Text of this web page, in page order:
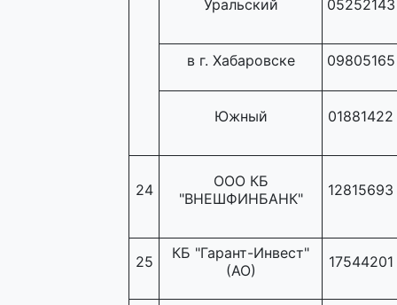
Уральский 05252143
в г. Хабаровске 09805165
Южный 01881422
24
ООО КБ
"ВНЕШФИНБАНК"
12815693
25
КБ "Гарант-Инвест"
(АО)
17544201